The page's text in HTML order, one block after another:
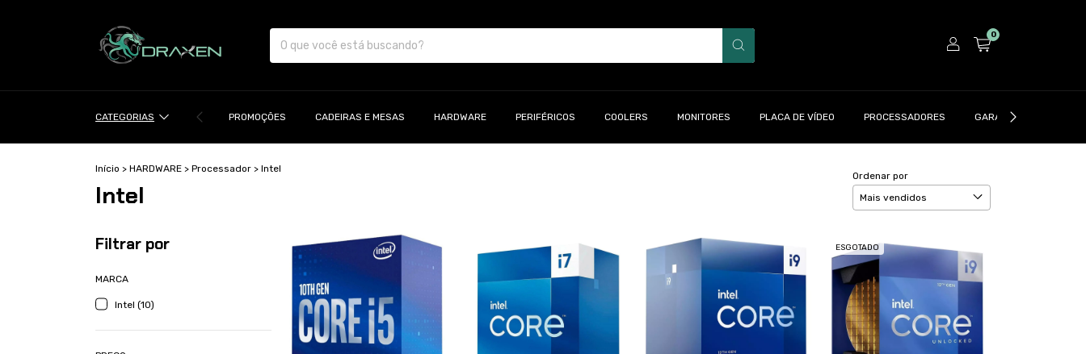
0
CATEGORIAS PROMOÇÕES CADEIRAS E MESAS HARDWARE PERIFÉRICOS COOLERS MONITORES PLACA DE VÍDEO PROCESSADORES GARANTIA | DRAXEN
Início > HARDWARE > Processador > Intel
Intel
Ordenar por
Filtrar por
MARCA
Intel (10)
ESGOTADO